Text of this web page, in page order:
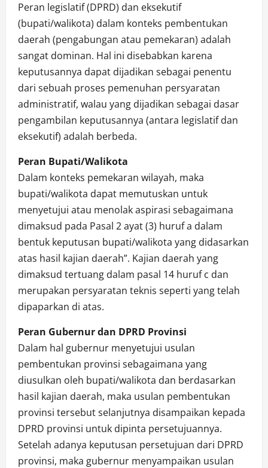
Peran legislatif (DPRD) dan eksekutif
(bupati/walikota) dalam konteks pembentukan
daerah (pengabungan atau pemekaran) adalah
sangat dominan. Hal ini disebabkan karena
keputusannya dapat dijadikan sebagai penentu
dari sebuah proses pemenuhan persyaratan
administratif, walau yang dijadikan sebagai dasar
pengambilan keputusannya (antara legislatif dan
eksekutif) adalah berbeda.
Peran Bupati/Walikota
Dalam konteks pemekaran wilayah, maka
bupati/walikota dapat memutuskan untuk
menyetujui atau menolak aspirasi sebagaimana
dimaksud pada Pasal 2 ayat (3) huruf a dalam
bentuk keputusan bupati/walikota yang didasarkan
atas hasil kajian daerah”. Kajian daerah yang
dimaksud tertuang dalam pasal 14 huruf c dan
merupakan persyaratan teknis seperti yang telah
dipaparkan di atas.
Peran Gubernur dan DPRD Provinsi
Dalam hal gubernur menyetujui usulan
pembentukan provinsi sebagaimana yang
diusulkan oleh bupati/walikota dan berdasarkan
hasil kajian daerah, maka usulan pembentukan
provinsi tersebut selanjutnya disampaikan kepada
DPRD provinsi untuk dipinta persetujuannya.
Setelah adanya keputusan persetujuan dari DPRD
provinsi, maka gubernur menyampaikan usulan